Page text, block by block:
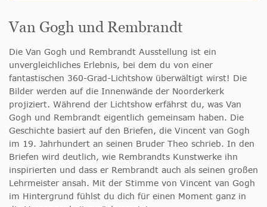
Van Gogh und Rembrandt
Die Van Gogh und Rembrandt Ausstellung ist ein
unvergleichliches Erlebnis, bei dem du von einer
fantastischen 360-Grad-Lichtshow überwältigt wirst! Die
Bilder werden auf die Innenwände der Noorderkerk
projiziert. Während der Lichtshow erfährst du, was Van
Gogh und Rembrandt eigentlich gemeinsam haben. Die
Geschichte basiert auf den Briefen, die Vincent van Gogh
im 19. Jahrhundert an seinen Bruder Theo schrieb. In den
Briefen wird deutlich, wie Rembrandts Kunstwerke ihn
inspirierten und dass er Rembrandt auch als seinen großen
Lehrmeister ansah. Mit der Stimme von Vincent van Gogh
im Hintergrund fühlst du dich für einen Moment ganz in